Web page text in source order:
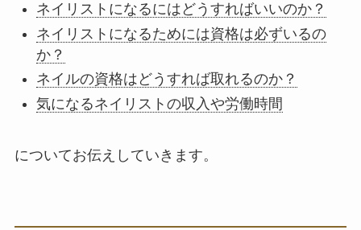
ネイリストになるにはどうすればいいのか？
ネイリストになるためには資格は必ずいるの
か？
ネイルの資格はどうすれば取れるのか？
気になるネイリストの収入や労働時間
についてお伝えしていきます。